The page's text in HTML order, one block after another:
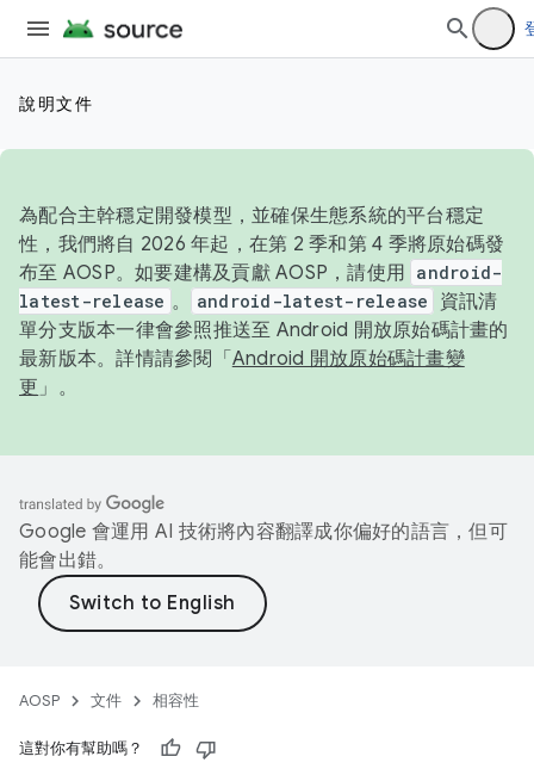
說明文件
為配合主幹穩定開發模型，並確保生態系統的平台穩定
性，我們將自 2026 年起，在第 2 季和第 4 季將原始碼發
布至 AOSP。如要建構及貢獻 AOSP，請使用 android-
latest-release 。 android-latest-release
資訊清
單分支版本一律會參照推送至 Android 開放原始碼計畫的
最新版本。詳情請參閱「 Android 開放原始碼計畫變
更 」。
Google 會運用 AI 技術將內容翻譯成你偏好的語言，但可
能會出錯。
AOSP 文件 相容性
這對你有幫助嗎？